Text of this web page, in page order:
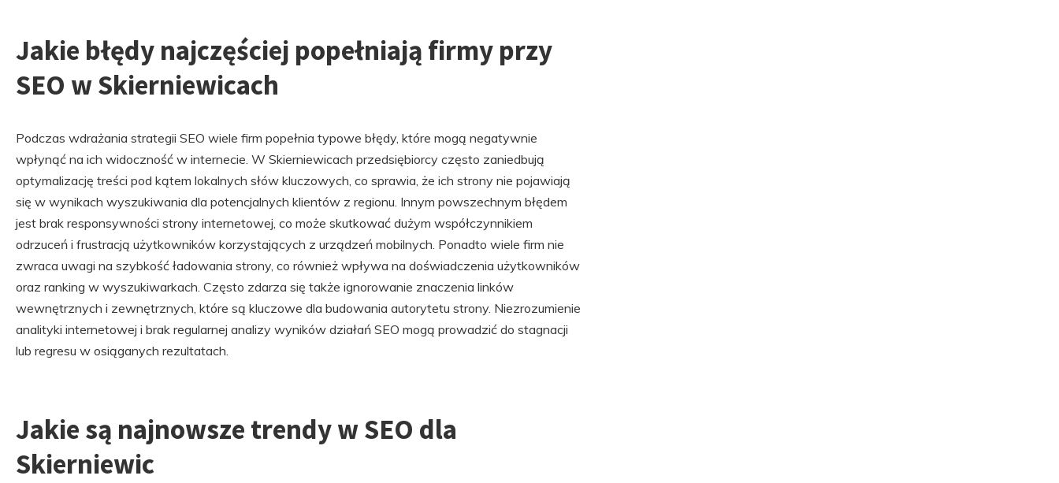
Jakie błędy najczęściej popełniają firmy przy
SEO w Skierniewicach
Podczas wdrażania strategii SEO wiele firm popełnia typowe błędy, które mogą negatywnie
wpłynąć na ich widoczność w internecie. W Skierniewicach przedsiębiorcy często zaniedbują
optymalizację treści pod kątem lokalnych słów kluczowych, co sprawia, że ich strony nie pojawiają
się w wynikach wyszukiwania dla potencjalnych klientów z regionu. Innym powszechnym błędem
jest brak responsywności strony internetowej, co może skutkować dużym współczynnikiem
odrzuceń i frustracją użytkowników korzystających z urządzeń mobilnych. Ponadto wiele firm nie
zwraca uwagi na szybkość ładowania strony, co również wpływa na doświadczenia użytkowników
oraz ranking w wyszukiwarkach. Często zdarza się także ignorowanie znaczenia linków
wewnętrznych i zewnętrznych, które są kluczowe dla budowania autorytetu strony. Niezrozumienie
analityki internetowej i brak regularnej analizy wyników działań SEO mogą prowadzić do stagnacji
lub regresu w osiąganych rezultatach.
Jakie są najnowsze trendy w SEO dla
Skierniewic